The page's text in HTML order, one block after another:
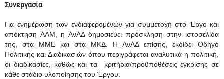
Συνεργασία
Για ενημέρωση των ενδιαφερομένων για συμμετοχή στο Έργο και
απόκτηση ΑΛΜ, η ΑνΑΔ δημοσιεύει πρόσκληση στην ιστοσελίδα
της, στα ΜΜΕ και στα ΜΚΔ. Η ΑνΑΔ επίσης, εκδίδει Οδηγό
Πολιτικής και Διαδικασιών όπου περιγράφεται αναλυτικά η πολιτική,
οι διαδικασίες, καθώς και τα κριτήρια/προϋποθέσεις έγκρισης σε
κάθε στάδιο υλοποίησης του Έργου.